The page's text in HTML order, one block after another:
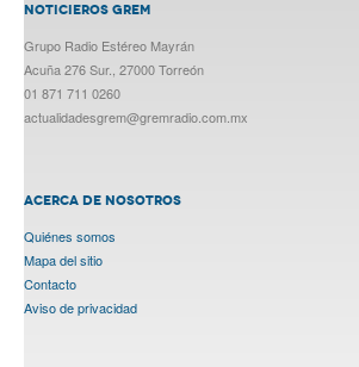
NOTICIEROS GREM
Grupo Radio Estéreo Mayrán
Acuña 276 Sur., 27000 Torreón
01 871 711 0260
actualidadesgrem@gremradio.com.mx
ACERCA DE NOSOTROS
Quiénes somos
Mapa del sitio
Contacto
Aviso de privacidad